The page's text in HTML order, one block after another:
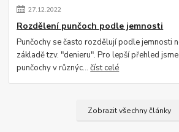
27.12.2022
Rozdělení punčoch podle jemnosti
Punčochy se často rozdělují podle jemnosti
základě tzv. "denieru". Pro lepší přehled
punčochy v různýc...číst celé
Zobrazit všechny články